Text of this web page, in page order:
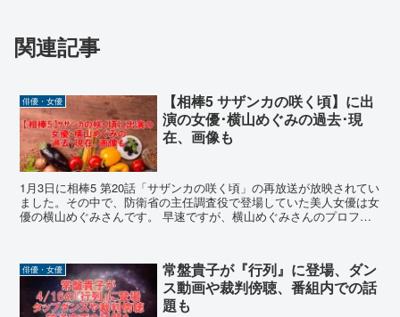
関連記事
俳優・女優
【相棒5 サザンカの咲く頃】に出
演の女優･横山めぐみの過去･現
在、画像も
1月3日に相棒5 第20話「サザンカの咲く頃」の再放送が放映されてい
ました。その中で、防衛省の主任調査役で登場していた美人女優は女
優の横山めぐみさんです。 早速ですが、横山めぐみさんのプロフィ
俳優・女優
常盤貴子が『行列』に登場、ダン
ス動画や裁判傍聴、番組内での話
題も